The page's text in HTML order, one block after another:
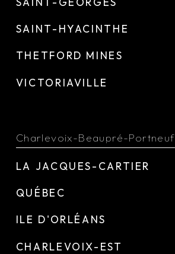
SAINT-HYACINTHE
THETFORD MINES
VICTORIAVILLE
Charlevoix-Beaupré-Portneuf
LA JACQUES-CARTIER
QUÉBEC
ILE D'ORLÉANS
CHARLEVOIX-EST